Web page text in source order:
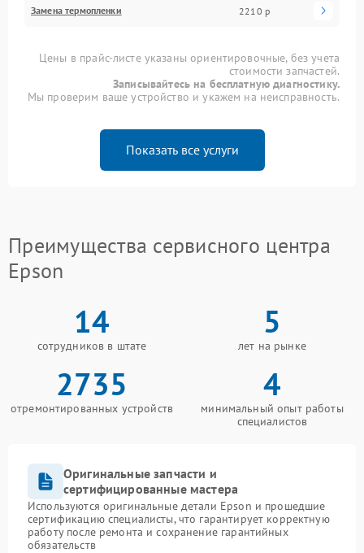
Замена термопленки 2210 р
Цены в прайс-листе указаны ориентировочные, без учета
стоимости запчастей.
Записывайтесь на бесплатную диагностику.
Мы проверим ваше устройство и укажем на неисправность.
Показать все услуги
Преимущества сервисного центра
Epson
14
сотрудников в штате
5
лет на рынке
2735
отремонтированных устройств
4
минимальный опыт работы
специалистов
Оригинальные запчасти и
сертифицированные мастера
Используются оригинальные детали Epson и прошедшие
сертификацию специалисты, что гарантирует корректную
работу после ремонта и сохранение гарантийных
обязательств